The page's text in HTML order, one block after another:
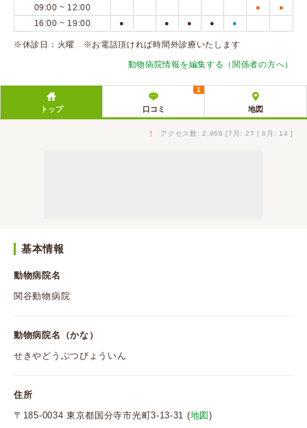
口コミ投稿
09:00 ~ 12:00 ● ●
16:00 ~ 19:00 ● ● ● ● ●
※休診日：火曜 ※お電話頂ければ時間外診療いたします
動物病院情報を編集する（関係者の方へ）
トップ 口コミ
1
地図
↑ アクセス数: 2,968 [7月: 27 | 6月: 14 ]
基本情報
動物病院名
関谷動物病院
動物病院名（かな）
せきやどうぶつびょういん
住所
〒185-0034 東京都国分寺市光町3-13-31 (地図)